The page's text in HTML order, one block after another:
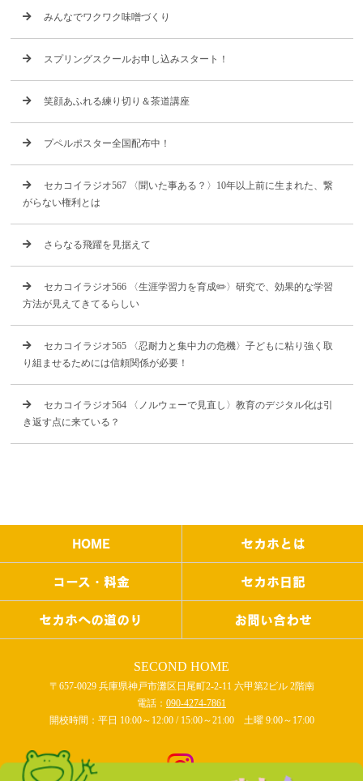
みんなでワクワク味噌づくり
スプリングスクールお申し込みスタート！
笑顔あふれる練り切り＆茶道講座
プペルポスター全国配布中！
セカコイラジオ567 〈聞いた事ある？〉10年以上前に生まれた、繋
がらない権利とは
さらなる飛躍を見据えて
セカコイラジオ566 〈生涯学習力を育成✏️〉研究で、効果的な学習
方法が見えてきてるらしい
セカコイラジオ565 〈忍耐力と集中力の危機〉子どもに粘り強く取
り組ませるためには信頼関係が必要！
セカコイラジオ564 〈ノルウェーで見直し〉教育のデジタル化は引
き返す点に来ている？
HOME セカホとは
コース・料金 セカホ日記
セカホへの道のり お問い合わせ
SECOND HOME
〒657-0029 兵庫県神戸市灘区日尾町2-2-11 六甲第2ビル 2階南
電話： 090-4274-7861
開校時間：平日 10:00～12:00 / 15:00～21:00 土曜 9:00～17:00